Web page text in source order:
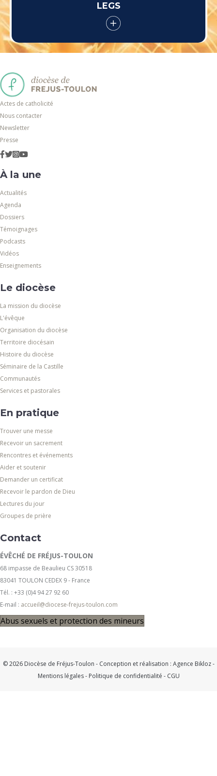
LEGS
Actes de catholicité
Nous contacter
Newsletter
Presse
À la une
Actualités
Agenda
Dossiers
Témoignages
Podcasts
Vidéos
Enseignements
Le diocèse
La mission du diocèse
L'évêque
Organisation du diocèse
Territoire diocésain
Histoire du diocèse
Séminaire de la Castille
Communautés
Services et pastorales
En pratique
Trouver une messe
Recevoir un sacrement
Rencontres et événements
Aider et soutenir
Demander un certificat
Recevoir le pardon de Dieu
Lectures du jour
Groupes de prière
Contact
ÉVÊCHÉ DE FRÉJUS-TOULON
68 impasse de Beaulieu CS 30518
83041 TOULON CEDEX 9 - France
Tél. : +33 (0)4 94 27 92 60
E-mail : accueil@diocese-frejus-toulon.com
Abus sexuels et protection des mineurs
© 2026 Diocèse de Fréjus-Toulon - Conception et réalisation : Agence Bikloz-
Mentions légales- Politique de confidentialité - CGU